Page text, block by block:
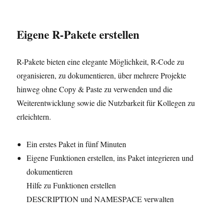
Eigene R-Pakete erstellen
R-Pakete bieten eine elegante Möglichkeit, R-Code zu
organisieren, zu dokumentieren, über mehrere Projekte
hinweg ohne Copy & Paste zu verwenden und die
Weiterentwicklung sowie die Nutzbarkeit für Kollegen zu
erleichtern.
Ein erstes Paket in fünf Minuten
Eigene Funktionen erstellen, ins Paket integrieren und
dokumentieren
Hilfe zu Funktionen erstellen
DESCRIPTION und NAMESPACE verwalten